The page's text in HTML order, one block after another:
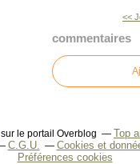
<<
commentaires
sur le portail Overblog Top
C.G.U.
Cookies et
Préférences cookies